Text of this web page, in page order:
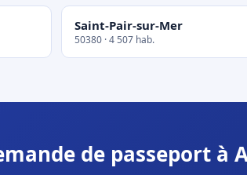
Saint-Pair-sur-Mer
50380 · 4 507 hab.
de passeport à